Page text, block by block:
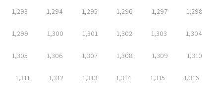
1,293 1,294 1,295 1,296 1,297 1,298
1,299 1,300 1,301 1,302 1,303 1,304
1,305 1,306 1,307 1,308 1,309 1,310
1,311 1,312 1,313 1,314 1,315 1,316